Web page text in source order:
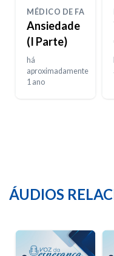
MÉDICO DE FAMÍLIA
Ansiedade
(I Parte)
há
aproximadamente
1 ano
ÁUDIOS